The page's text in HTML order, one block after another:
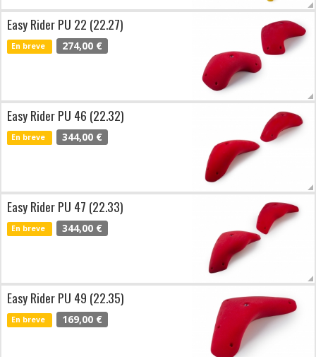
Easy Rider PU 22 (22.27)
En breve 274,00 €
Easy Rider PU 46 (22.32)
En breve 344,00 €
Easy Rider PU 47 (22.33)
En breve 344,00 €
Easy Rider PU 49 (22.35)
En breve 169,00 €